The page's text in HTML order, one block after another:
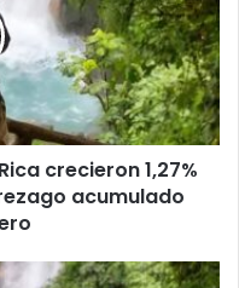
crecieron 1,27%
acumulado